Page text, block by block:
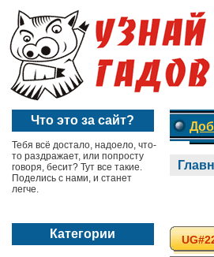
Что это за сайт?
Тебя всё достало, надоело, что-
то раздражает, или попросту
говоря, бесит? Тут все такие.
Поделись с нами, и станет
легче.
Категории